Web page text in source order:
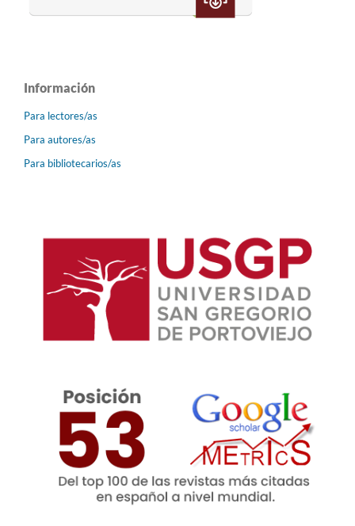
Información
Para lectores/as
Para autores/as
Para bibliotecarios/as